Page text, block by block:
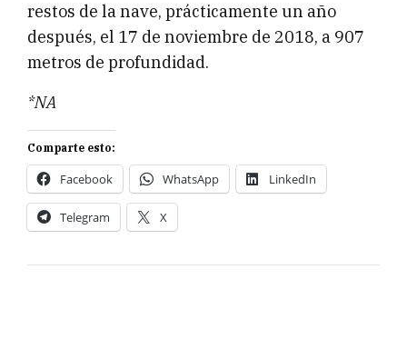
restos de la nave, prácticamente un año
después, el 17 de noviembre de 2018, a 907
metros de profundidad.
*NA
Comparte esto:
Facebook WhatsApp LinkedIn
Telegram X